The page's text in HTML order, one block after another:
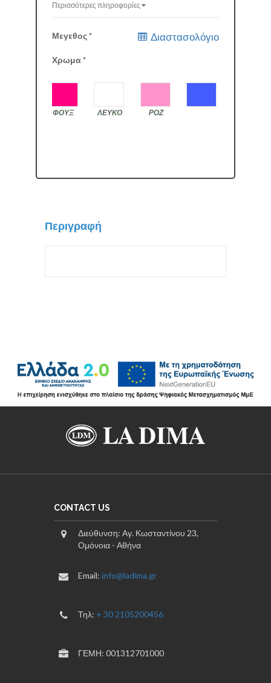
Περισσότερες πληροφορίες
Διαστασολόγιο
Μεγεθος*
Χρωμα*
ΦΟΥΞ ΛΕΥΚΟ ΡΟΖ
Περιγραφή
CONTACT US
Διεύθυνση: Αγ. Κωσταντίνου 23,
Ομόνοια - Αθήνα
Email: info@ladima.gr
Τηλ: + 30 2105200456
ΓΕΜΗ: 001312701000